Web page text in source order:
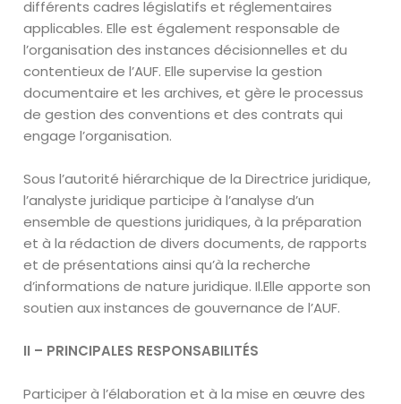
différents cadres législatifs et réglementaires
applicables. Elle est également responsable de
l’organisation des instances décisionnelles et du
contentieux de l’AUF. Elle supervise la gestion
documentaire et les archives, et gère le processus
de gestion des conventions et des contrats qui
engage l’organisation.
Sous l’autorité hiérarchique de la Directrice juridique,
l’analyste juridique participe à l’analyse d’un
ensemble de questions juridiques, à la préparation
et à la rédaction de divers documents, de rapports
et de présentations ainsi qu’à la recherche
d’informations de nature juridique. Il.Elle apporte son
soutien aux instances de gouvernance de l’AUF.
II – PRINCIPALES RESPONSABILITÉS
Participer à l’élaboration et à la mise en œuvre des